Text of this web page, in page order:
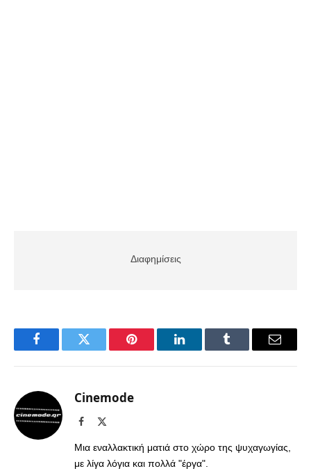
Διαφημίσεις
FacebookTwitter Pinterest LinkedInTumblr Email
Cinemode
Facebook
Μια εναλλακτική ματιά στο χώρο της ψυχαγωγίας,
με λίγα λόγια και πολλά "έργα".